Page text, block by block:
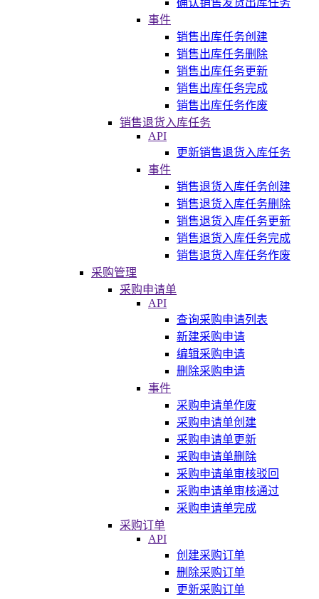
事件
销售出库任务创建
销售出库任务删除
销售出库任务更新
销售出库任务完成
销售出库任务作废
销售退货入库任务
API
更新销售退货入库任务
事件
销售退货入库任务创建
销售退货入库任务删除
销售退货入库任务更新
销售退货入库任务完成
销售退货入库任务作废
采购管理
采购申请单
API
查询采购申请列表
新建采购申请
编辑采购申请
删除采购申请
事件
采购申请单作废
采购申请单创建
采购申请单更新
采购申请单删除
采购申请单审核驳回
采购申请单审核通过
采购申请单完成
采购订单
API
创建采购订单
删除采购订单
更新采购订单